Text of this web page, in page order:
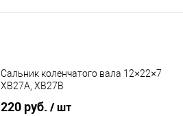
Сальник коленчатого вала 12×22×7
XB27A, XB27B
220 руб. / шт